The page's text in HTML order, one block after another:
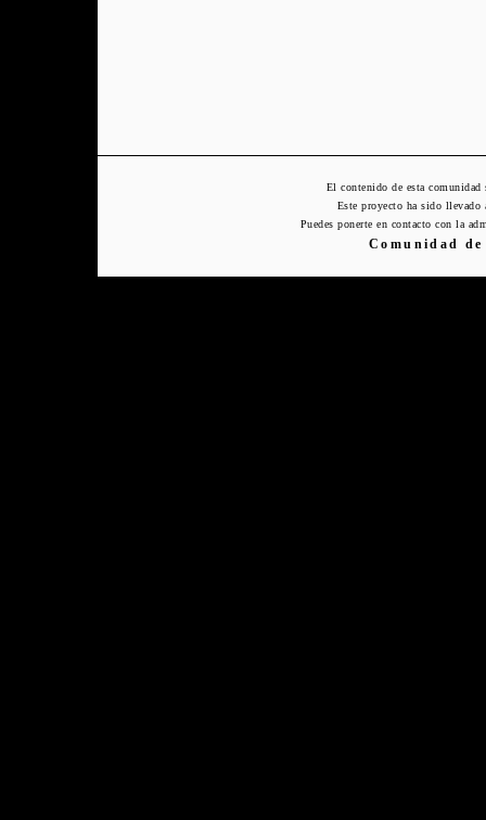
El contenido de esta
Este proyecto ha sido
Puedes ponerte en contacto con la
Comunidad